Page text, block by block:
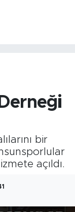
bir
açıldı.